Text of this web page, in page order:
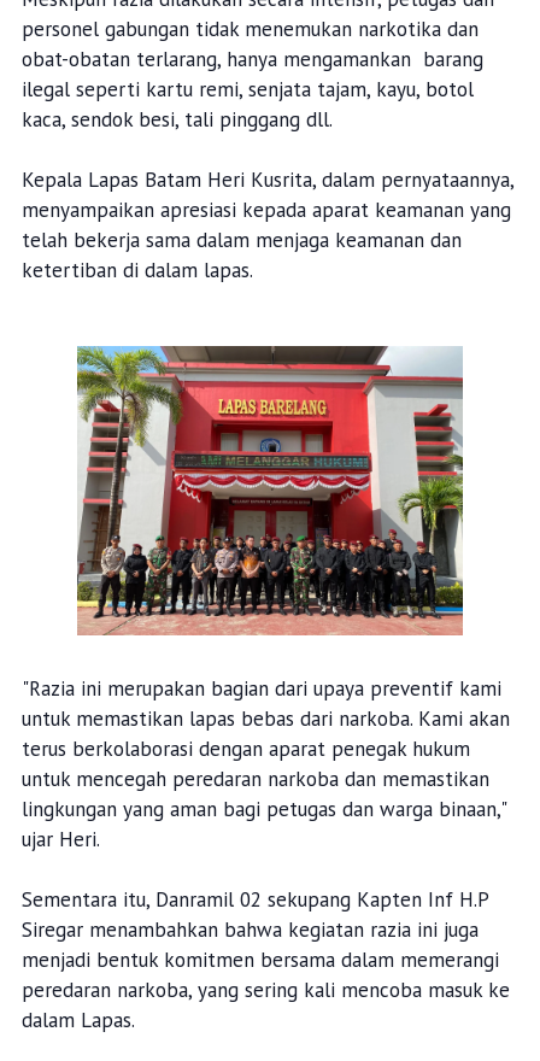
Meskipun razia dilakukan secara intensif, petugas dan
personel gabungan tidak menemukan narkotika dan
obat-obatan terlarang, hanya mengamankan barang
ilegal seperti kartu remi, senjata tajam, kayu, botol
kaca, sendok besi, tali pinggang dll.
Kepala Lapas Batam Heri Kusrita, dalam pernyataannya,
menyampaikan apresiasi kepada aparat keamanan yang
telah bekerja sama dalam menjaga keamanan dan
ketertiban di dalam lapas.
"Razia ini merupakan bagian dari upaya preventif kami
untuk memastikan lapas bebas dari narkoba. Kami akan
terus berkolaborasi dengan aparat penegak hukum
untuk mencegah peredaran narkoba dan memastikan
lingkungan yang aman bagi petugas dan warga binaan,"
ujar Heri.